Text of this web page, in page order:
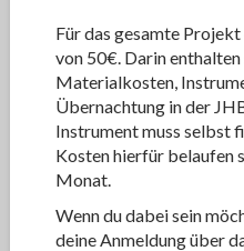
Für das gesamte
von 50€. Darin
Materialkosten,
Übernachtung in der
Instrument muss selbst
Kosten hierfür belaufen
Monat.
Wenn du dabei sein
deine Anmeldung über